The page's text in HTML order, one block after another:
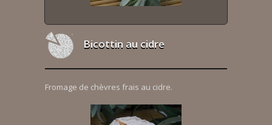
Bicottin au cidre
Fromage de chèvres frais au cidre.